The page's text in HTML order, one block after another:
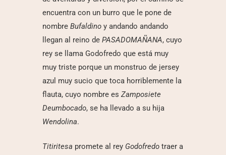
encuentra con un burro que le pone de
nombre Bufaldino y andando andando
llegan al reino de PASADOMAÑANA, cuyo
rey se llama Godofredo que está muy
muy triste porque un monstruo de jersey
azul muy sucio que toca horriblemente la
flauta, cuyo nombre es Zamposiete
Deumbocado, se ha llevado a su hija
Wendolina.
Titiritesa promete al rey Godofredo traer a